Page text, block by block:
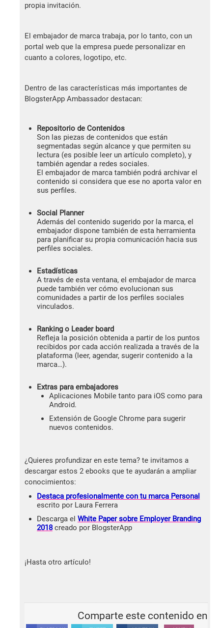
propia invitación.
El embajador de marca trabaja, por lo tanto, con un
portal web que la empresa puede personalizar en
cuanto a colores, logotipo, etc.
Dentro de las características más importantes de
BlogsterApp Ambassador destacan:
Repositorio de Contenidos
Son las piezas de contenidos que están
segmentadas según alcance y que permiten su
lectura (es posible leer un artículo completo), y
también agendar a redes sociales.
El embajador de marca también podrá archivar el
contenido si considera que ese no aporta valor en
sus perfiles.
Social Planner
Además del contenido sugerido por la marca, el
embajador dispone también de esta herramienta
para planificar su propia comunicación hacia sus
perfiles sociales.
Estadísticas
A través de esta ventana, el embajador de marca
puede también ver cómo evolucionan sus
comunidades a partir de los perfiles sociales
vinculados.
Ranking o Leader board
Refleja la posición obtenida a partir de los puntos
recibidos por cada acción realizada a través de la
plataforma (leer, agendar, sugerir contenido a la
marca…).
Extras para embajadores
Aplicaciones Mobile tanto para iOS como para
Android.
Extensión de Google Chrome para sugerir
nuevos contenidos.
¿Quieres profundizar en este tema? te invitamos a
descargar estos 2 ebooks que te ayudarán a ampliar
conocimientos:
Destaca profesionalmente con tu marca Personal
escrito por Laura Ferrera
Descarga el White Paper sobre Employer Branding
2018creado por BlogsterApp
¡Hasta otro artículo!
Comparte este contenido en